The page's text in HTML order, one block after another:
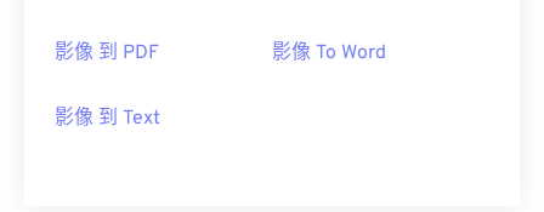
影像 到 PDF 影像 To Word
影像 到 Text